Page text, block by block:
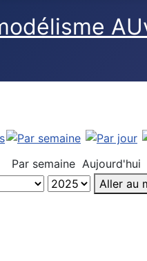
Par semaine Aujourd'hui
Aller au